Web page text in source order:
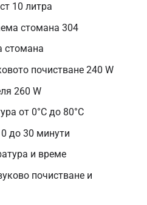
10 литра
стомана 304
стомана
почистване 240 W
260 W
от 0°C до 80°C
до 30 минути
и време
почистване и